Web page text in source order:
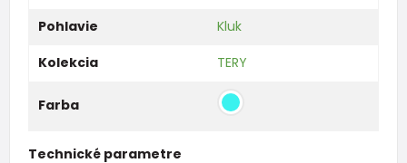
Pohlavie
Kluk
Kolekcia
TERY
Farba
Technické parametre